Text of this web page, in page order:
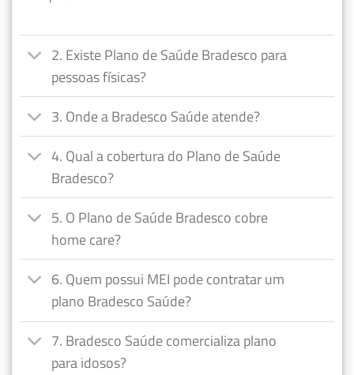
2. Existe Plano de Saúde Bradesco para
pessoas físicas?
3. Onde a Bradesco Saúde atende?
4. Qual a cobertura do Plano de Saúde
Bradesco?
5. O Plano de Saúde Bradesco cobre
home care?
6. Quem possui MEI pode contratar um
plano Bradesco Saúde?
7. Bradesco Saúde comercializa plano
para idosos?